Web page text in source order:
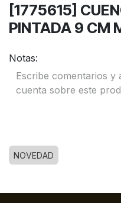
[1775615]
PINTADA 9 CM
Notas:
NOVEDAD